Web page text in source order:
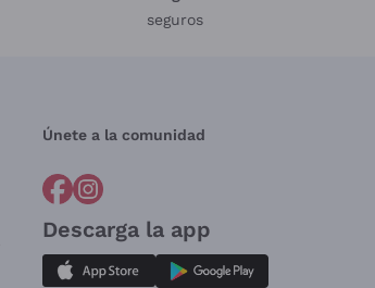
seguros
Únete a la comunidad
Descarga la app